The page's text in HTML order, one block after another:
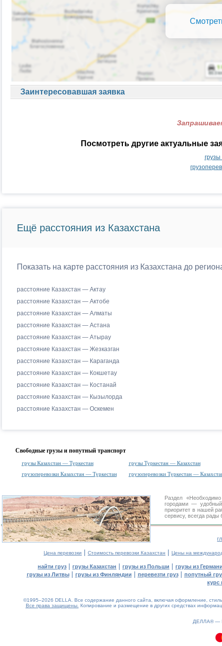
Заинтересовавшая заявка
Посмотреть другие актуальные
Ещё расстояния из Казахстана
Показать на карте расстояния из Казахстана до
расстояние Казахстан — Актау
расстояние Казахстан — Актобе
расстояние Казахстан — Алматы
расстояние Казахстан — Астана
расстояние Казахстан — Атырау
расстояние Казахстан — Жезказган
расстояние Казахстан — Караганда
расстояние Казахстан — Кокшетау
расстояние Казахстан — Костанай
расстояние Казахстан — Кызылорда
расстояние Казахстан — Оскемен
Свободные грузы и попутный транспорт
грузы Казахстан — Туркестан
грузы Туркестан — Казахстан
грузоперевозки Казахстан — Туркестан
грузоперевозки Туркестан —
Раздел
городами — удобный
приоритет в нашей
сервису, всегда
Цена перевозки | Стоимость перевозки Казахстан | Цены на
найти груз | грузы Казахстан | грузы из Польши | грузы из
грузы из Литвы| грузы из Финляндии | перевезти груз| попутный
курс
©1995–2026 DELLA. Все содержание данного сайта, включая оформление,
Все права защищены. Копирование и размещение в других средствах
ДЕЛЛА® —